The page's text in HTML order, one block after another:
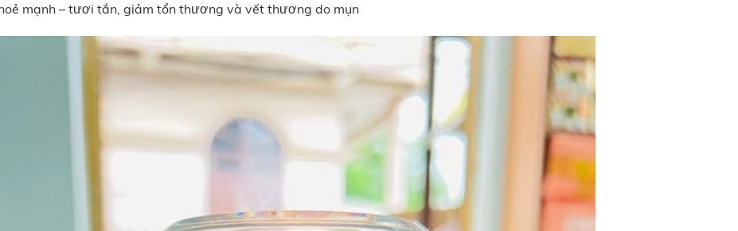
mạnh – tươi tắn, giảm tổn thương và vết thương do mụn